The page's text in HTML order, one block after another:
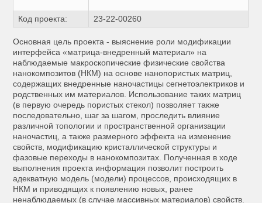
Код проекта: 23-22-00260
Основная цель проекта - выяснение роли модификации
интерфейса «матрица-внедренный материал» на
наблюдаемые макроскопические физические свойства
нанокомпозитов (НКМ) на основе нанопористых матриц,
содержащих внедренные наночастицы сегнетоэлектриков и
родственных им материалов. Использование таких матриц
(в первую очередь пористых стекол) позволяет также
последовательно, шаг за шагом, проследить влияние
различной топологии и пространственной организации
наночастиц, а также размерного эффекта на изменение
свойств, модификацию кристаллической структуры и
фазовые переходы в нанокомпозитах. Полученная в ходе
выполнения проекта информация позволит построить
адекватную модель (модели) процессов, происходящих в
НКМ и приводящих к появлению новых, ранее
ненаблюдаемых (в случае массивных материалов) свойств.